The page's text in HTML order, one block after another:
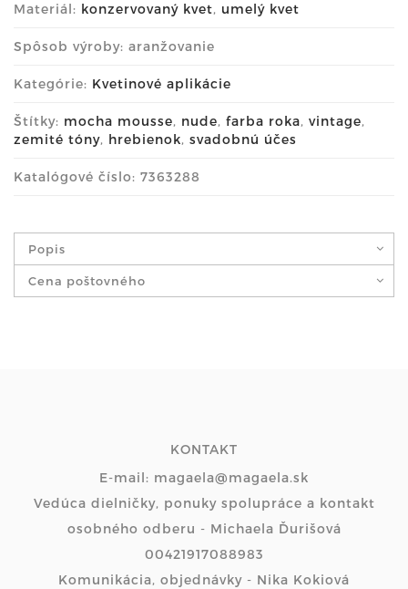
Materiál: konzervovaný kvet, umelý kvet
Spôsob výroby: aranžovanie
Kategórie: Kvetinové aplikácie
Štítky: mocha mousse, nude, farba roka, vintage,
zemité tóny, hrebienok, svadobnú účes
Katalógové číslo: 7363288
Popis
Cena poštovného
KONTAKT
E-mail: magaela@magaela.sk
Vedúca dielničky, ponuky spolupráce a kontakt
osobného odberu - Michaela Ďurišová
00421917088983
Komunikácia, objednávky - Nika Kokiová